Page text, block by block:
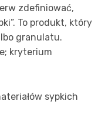
zdefiniować,
To produkt, który
granulatu.
kryterium
sypkich